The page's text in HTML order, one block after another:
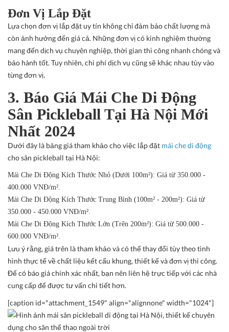
Đơn Vị Lắp Đặt
Lựa chọn đơn vị lắp đặt uy tín không chỉ đảm bảo chất lượng mà
còn ảnh hưởng đến giá cả. Những đơn vị có kinh nghiệm thường
mang đến dịch vụ chuyên nghiệp, thời gian thi công nhanh chóng và
bảo hành tốt. Tuy nhiên, chi phí dịch vụ cũng sẽ khác nhau tùy vào
từng đơn vị.
3. Báo Giá Mái Che Di Động
Sân Pickleball Tại Hà Nội Mới
Nhất 2024
Dưới đây là bảng giá tham khảo cho việc lắp đặt mái che di động
cho sân pickleball tại Hà Nội:
Mái Che Di Động Kích Thước Nhỏ (Dưới 100m²): Giá từ 350.000 -
400.000 VNĐ/m².
Mái Che Di Động Kích Thước Trung Bình (100m² - 200m²): Giá từ
350.000 - 450.000 VNĐ/m².
Mái Che Di Động Kích Thước Lớn (Trên 200m²): Giá từ 500.000 -
600.000 VNĐ/m².
Lưu ý rằng, giá trên là tham khảo và có thể thay đổi tùy theo tình
hình thực tế về chất liệu kết cấu khung, thiết kế và đơn vị thi công.
Để có báo giá chính xác nhất, bạn nên liên hệ trực tiếp với các nhà
cung cấp để được tư vấn chi tiết hơn.
[caption id="attachment_1549" align="alignnone" width="1024"]